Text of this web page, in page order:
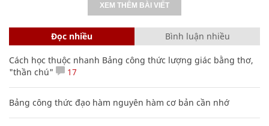
XEM THÊM BÀI VIẾT
Đọc nhiều Bình luận nhiều
Cách học thuộc nhanh Bảng công thức lượng giác bằng thơ,
"thần chú"
17
Bảng công thức đạo hàm nguyên hàm cơ bản cần nhớ